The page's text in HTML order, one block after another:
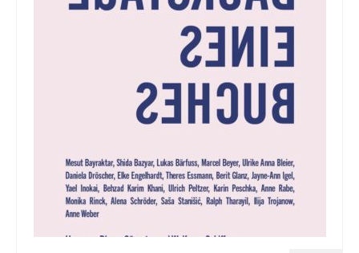
Neuerscheinungen von Mitgliedern
Leipziger Lyrikbibliothek
Mitglied werden